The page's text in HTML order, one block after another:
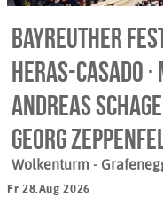
Bayreuther
Heras-Casado
Andreas
Georg
Wolkenturm -
Fr 28.Aug 2026